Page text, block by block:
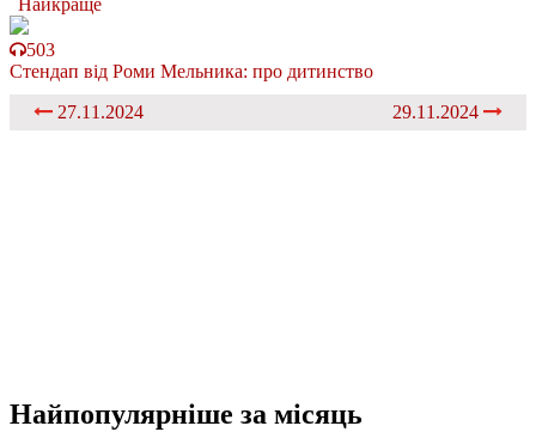
Найкраще
503
Стендап від Роми Мельника: про дитинство
27.11.2024
29.11.2024
Найпопулярніше за місяць